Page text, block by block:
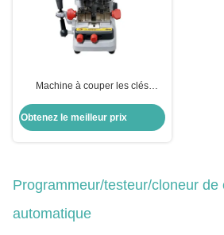
Machine à couper les clés
Obtenez le meilleur prix
Programmeur/testeur/cloneur de
automatique